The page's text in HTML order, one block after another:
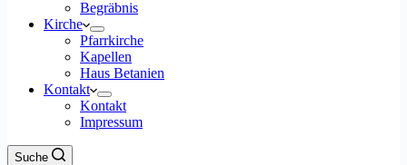
Begräbnis
Kirche
Pfarrkirche
Kapellen
Haus Betanien
Kontakt
Kontakt
Impressum
Suche